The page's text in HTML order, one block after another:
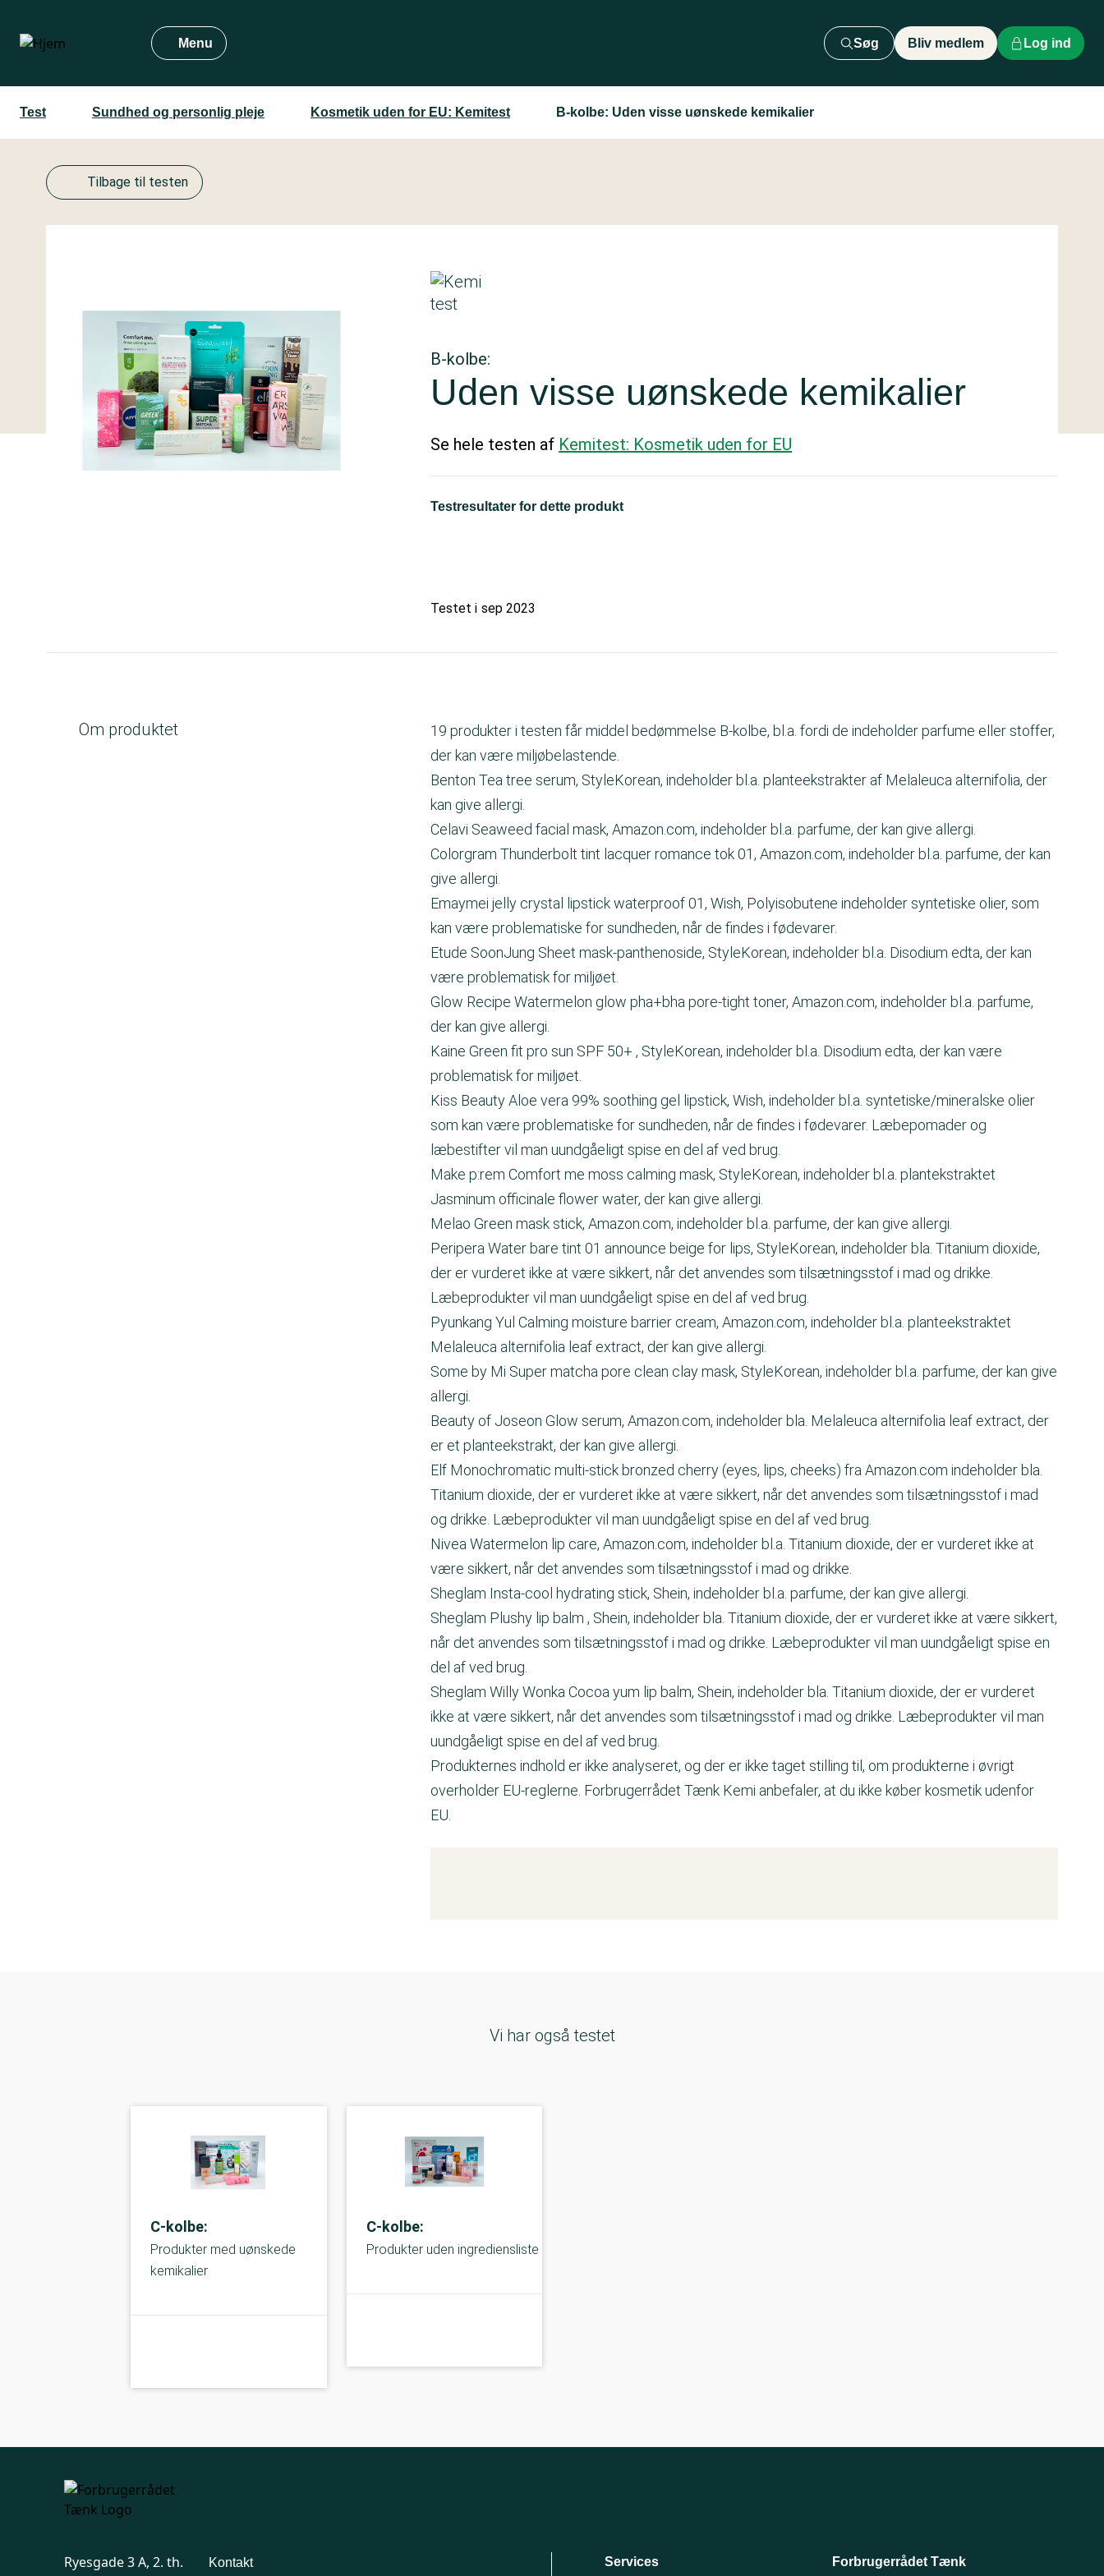
hovedindhold
Menu Søg Bliv medlem Log ind
Test Sundhed og personlig pleje Kosmetik uden for EU: Kemitest B-kolbe: Uden visse uønskede kemikalier
Tilbage til testen
B-kolbe:
Uden visse uønskede kemikalier
Se hele testen af Kemitest: Kosmetik uden for EU
Testresultater for dette produkt
Testet i sep 2023
Om produktet
19 produkter i testen får middel bedømmelse B-kolbe, bl.a. fordi de indeholder parfume eller stoffer,
der kan være miljøbelastende.
Benton Tea tree serum, StyleKorean, indeholder bl.a. planteekstrakter af Melaleuca alternifolia, der
kan give allergi.
Celavi Seaweed facial mask, Amazon.com, indeholder bl.a. parfume, der kan give allergi.
Colorgram Thunderbolt tint lacquer romance tok 01, Amazon.com, indeholder bl.a. parfume, der kan
give allergi.
Emaymei jelly crystal lipstick waterproof 01, Wish, Polyisobutene indeholder syntetiske olier, som
kan være problematiske for sundheden, når de findes i fødevarer.
Etude SoonJung Sheet mask-panthenoside, StyleKorean, indeholder bl.a. Disodium edta, der kan
være problematisk for miljøet.
Glow Recipe Watermelon glow pha+bha pore-tight toner, Amazon.com, indeholder bl.a. parfume,
der kan give allergi.
Kaine Green fit pro sun SPF 50+ , StyleKorean, indeholder bl.a. Disodium edta, der kan være
problematisk for miljøet.
Kiss Beauty Aloe vera 99% soothing gel lipstick, Wish, indeholder bl.a. syntetiske/mineralske olier
som kan være problematiske for sundheden, når de findes i fødevarer. Læbepomader og
læbestifter vil man uundgåeligt spise en del af ved brug.
Make p:rem Comfort me moss calming mask, StyleKorean, indeholder bl.a. plantekstraktet
Jasminum officinale flower water, der kan give allergi.
Melao Green mask stick, Amazon.com, indeholder bl.a. parfume, der kan give allergi.
Peripera Water bare tint 01 announce beige for lips, StyleKorean, indeholder bla. Titanium dioxide,
der er vurderet ikke at være sikkert, når det anvendes som tilsætningsstof i mad og drikke.
Læbeprodukter vil man uundgåeligt spise en del af ved brug.
Pyunkang Yul Calming moisture barrier cream, Amazon.com, indeholder bl.a. planteekstraktet
Melaleuca alternifolia leaf extract, der kan give allergi.
Some by Mi Super matcha pore clean clay mask, StyleKorean, indeholder bl.a. parfume, der kan give
allergi.
Beauty of Joseon Glow serum, Amazon.com, indeholder bla. Melaleuca alternifolia leaf extract, der
er et planteekstrakt, der kan give allergi.
Elf Monochromatic multi-stick bronzed cherry (eyes, lips, cheeks) fra Amazon.com indeholder bla.
Titanium dioxide, der er vurderet ikke at være sikkert, når det anvendes som tilsætningsstof i mad
og drikke. Læbeprodukter vil man uundgåeligt spise en del af ved brug.
Nivea Watermelon lip care, Amazon.com, indeholder bl.a. Titanium dioxide, der er vurderet ikke at
være sikkert, når det anvendes som tilsætningsstof i mad og drikke.
Sheglam Insta-cool hydrating stick, Shein, indeholder bl.a. parfume, der kan give allergi.
Sheglam Plushy lip balm , Shein, indeholder bla. Titanium dioxide, der er vurderet ikke at være sikkert,
når det anvendes som tilsætningsstof i mad og drikke. Læbeprodukter vil man uundgåeligt spise en
del af ved brug.
Sheglam Willy Wonka Cocoa yum lip balm, Shein, indeholder bla. Titanium dioxide, der er vurderet
ikke at være sikkert, når det anvendes som tilsætningsstof i mad og drikke. Læbeprodukter vil man
uundgåeligt spise en del af ved brug.
Produkternes indhold er ikke analyseret, og der er ikke taget stilling til, om produkterne i øvrigt
overholder EU-reglerne. Forbrugerrådet Tænk Kemi anbefaler, at du ikke køber kosmetik udenfor
EU.
Vi har også testet
C-kolbe:
Produkter med uønskede
kemikalier
C-kolbe:
Produkter uden ingrediensliste
Ryesgade 3 A, 2. th.
Kontakt Services Forbrugerrådet Tænk